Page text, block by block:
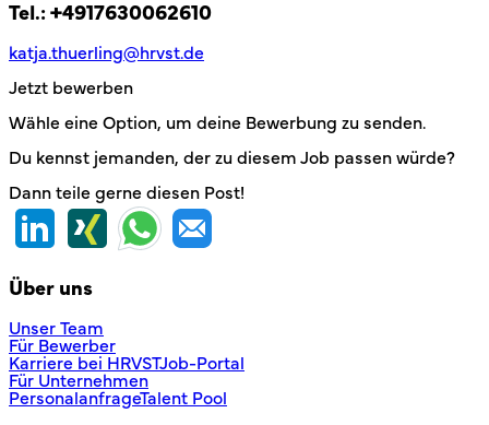
Tel.: +4917630062610
katja.thuerling@hrvst.de
Jetzt bewerben
Wähle eine Option, um deine Bewerbung zu senden.
Du kennst jemanden, der zu diesem Job passen würde?
Dann teile gerne diesen Post!
Über uns
Unser Team
Für Bewerber
Karriere bei HRVSTJob-Portal
Für Unternehmen
PersonalanfrageTalent Pool